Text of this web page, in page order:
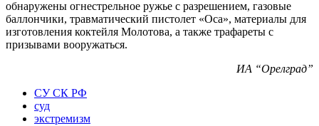
обнаружены огнестрельное ружье с разрешением, газовые
баллончики, травматический пистолет «Оса», материалы для
изготовления коктейля Молотова, а также трафареты с
призывами вооружаться.
ИА “Орелград”
СУ СК РФ
суд
экстремизм